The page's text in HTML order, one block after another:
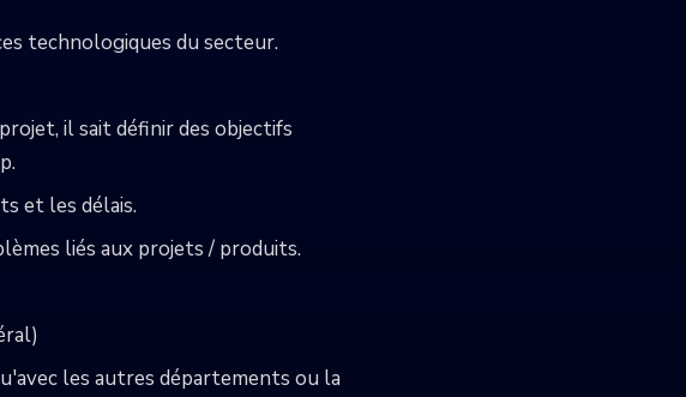
technologiques du secteur.
il sait définir des objectifs
et les délais.
liés aux projets / produits.
les autres départements ou la